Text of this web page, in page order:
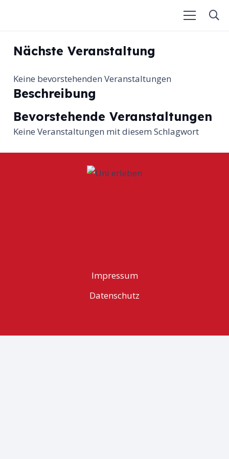
Nächste Veranstaltung
Keine bevorstehenden Veranstaltungen
Beschreibung
Bevorstehende Veranstaltungen
Keine Veranstaltungen mit diesem Schlagwort
Impressum
Datenschutz